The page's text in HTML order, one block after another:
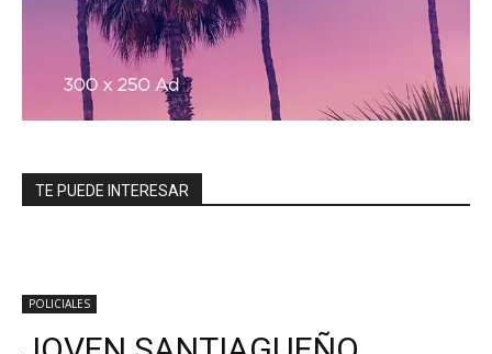
TE PUEDE INTERESAR